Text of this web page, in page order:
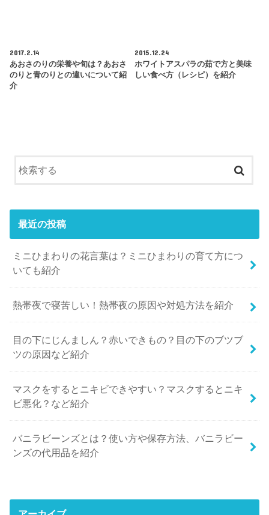
2017.2.14
あおさのりの栄養や旬は？あおさ
のりと青のりとの違いについて紹
介
2015.12.24
ホワイトアスパラの茹で方と美味
しい食べ方（レシピ）を紹介
最近の投稿
ミニひまわりの花言葉は？ミニひまわりの育て方につ
いても紹介
熱帯夜で寝苦しい！熱帯夜の原因や対処方法を紹介
目の下にじんましん？赤いできもの？目の下のブツブ
ツの原因など紹介
マスクをするとニキビできやすい？マスクするとニキ
ビ悪化？など紹介
バニラビーンズとは？使い方や保存方法、バニラビー
ンズの代用品を紹介